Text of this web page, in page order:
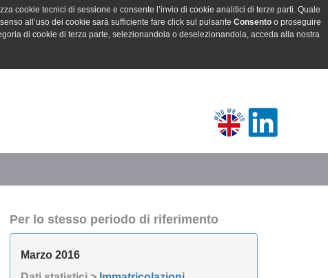
cookie tecnici di sessione e consente l’invio di cookie analitici di terze parti. Quale
all’uso dei cookie sarà sufficiente fare click sul pulsante Consentoo proseguire
di cookie di terza parte, selezionandola o deselezionandola, acceda alla nostra
Per lo stesso periodo di riferimento
Marzo 2016